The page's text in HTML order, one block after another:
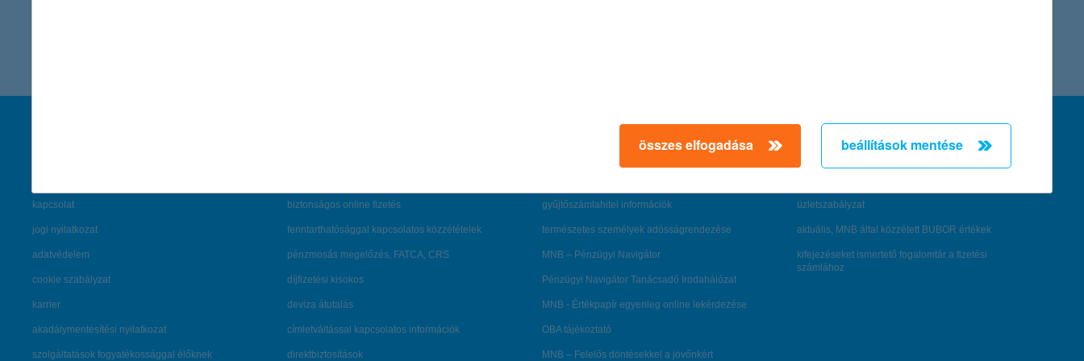
kapcsolat
jogi nyilatkozat
adatvédelem
cookie szabályzat
karrier
akadálymentesítési nyilatkozat
szolgáltatások fogyatékossággal élőknek
biztonságos online fizetés
fenntarthatósággal kapcsolatos közzétételek
pénzmosás megelőzés, FATCA, CRS
díjfizetési kisokos
deviza átutalás
címletváltással kapcsolatos információk
direktbiztosítások
ügyfélvédelem
gyűjtőszámlahitel információk
természetes személyek adósságrendezése
MNB – Pénzügyi Navigátor
Pénzügyi Navigátor Tanácsadó Irodahálózat
MNB - Értékpapír egyenleg online lekérdezése
OBA tájékoztató
MNB – Felelős döntésekkel a jövőnkért
feltételek és kondíciók
üzletszabályzat
aktuális, MNB által közzétett BUBOR értékek
kifejezéseket ismertető fogalomtár a fizetési
számlához
összes elfogadása beállítások mentése